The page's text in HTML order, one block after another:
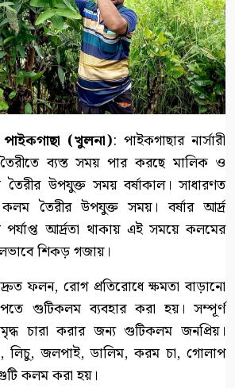
(খুলনা): পাইকগাছার নার্সারী
ব্যস্ত সময় পার করছে মালিক ও
উপযুক্ত সময় বর্ষাকাল। সাধারণত
তৈরীর উপযুক্ত সময়। বর্ষার আর্দ্র
আর্দ্রতা থাকায় এই সময়ে কলমের
শিকড় গজায়।
ফলন, রোগ প্রতিরোধে ক্ষমতা বাড়ানো
গুটিকলম ব্যবহার করা হয়। সম্পূর্ণ
চারা করার জন্য গুটিকলম জনপ্রিয়।
লিচু, জলপাই, ডালিম, করম চা, গোলাপ
কলম করা হয়।